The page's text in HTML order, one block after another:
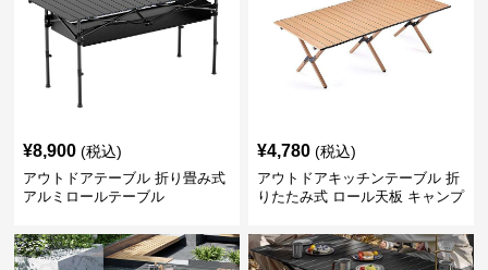
¥8,900 (税込)
アウトドアテーブル 折り畳み式
アルミロールテーブル
¥4,780 (税込)
アウトドアキッチンテーブル 折
りたたみ式 ロール天板 キャンプ